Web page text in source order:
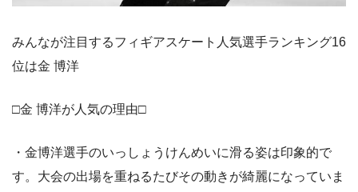
みんなが注目するフィギアスケート人気選手ランキング16
位は金 博洋
□金 博洋が人気の理由□
・金博洋選手のいっしょうけんめいに滑る姿は印象的で
す。大会の出場を重ねるたびその動きが綺麗になっていま